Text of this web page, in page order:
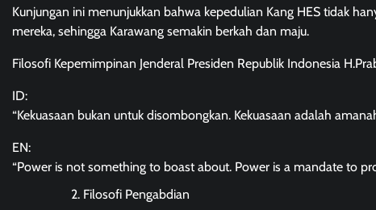
Kunjungan ini menunjukkan bahwa kepedulian Kang HES tidak
mereka, sehingga Karawang semakin berkah dan maju.
Filosofi Kepemimpinan Jenderal Presiden Republik Indonesia
ID:
“Kekuasaan bukan untuk disombongkan. Kekuasaan adalah
EN:
“Power is not something to boast about. Power is a mandate to
Filosofi Pengabdian